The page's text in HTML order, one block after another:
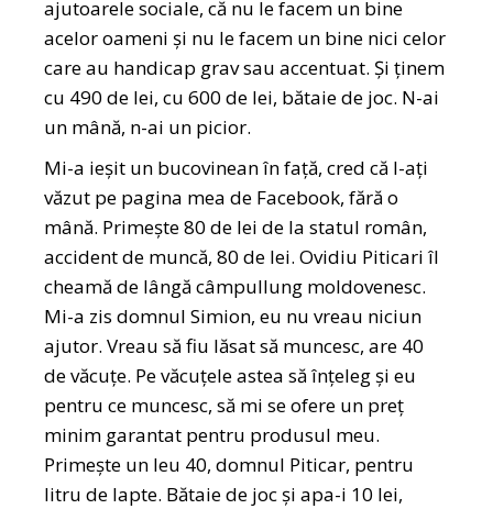
ajutoarele sociale, că nu le facem un bine
acelor oameni și nu le facem un bine nici celor
care au handicap grav sau accentuat. Și ținem
cu 490 de lei, cu 600 de lei, bătaie de joc. N-ai
un mână, n-ai un picior.
Mi-a ieșit un bucovinean în față, cred că l-ați
văzut pe pagina mea de Facebook, fără o
mână. Primește 80 de lei de la statul român,
accident de muncă, 80 de lei. Ovidiu Piticari îl
cheamă de lângă câmpullung moldovenesc.
Mi-a zis domnul Simion, eu nu vreau niciun
ajutor. Vreau să fiu lăsat să muncesc, are 40
de văcuțe. Pe văcuțele astea să înțeleg și eu
pentru ce muncesc, să mi se ofere un preț
minim garantat pentru produsul meu.
Primește un leu 40, domnul Piticar, pentru
litru de lapte. Bătaie de joc și apa-i 10 lei,